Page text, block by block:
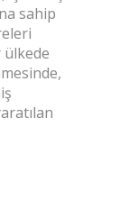
sahip
ülkede